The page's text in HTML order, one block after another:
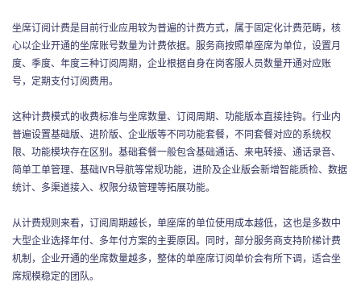
坐席订阅计费是目前行业应用较为普遍的计费方式，属于固定化计费范畴，核
心以企业开通的坐席账号数量为计费依据。服务商按照单座席为单位，设置月
度、季度、年度三种订阅周期，企业根据自身在岗客服人员数量开通对应账
号，定期支付订阅费用。
这种计费模式的收费标准与坐席数量、订阅周期、功能版本直接挂钩。行业内
普遍设置基础版、进阶版、企业版等不同功能套餐，不同套餐对应的系统权
限、功能模块存在区别。基础套餐一般包含基础通话、来电转接、通话录音、
简单工单管理、基础IVR导航等常规功能，进阶及企业版会新增智能质检、数据
统计、多渠道接入、权限分级管理等拓展功能。
从计费规则来看，订阅周期越长，单座席的单位使用成本越低，这也是多数中
大型企业选择年付、多年付方案的主要原因。同时，部分服务商支持阶梯计费
机制，企业开通的坐席数量越多，整体的单座席订阅单价会有所下调，适合坐
席规模稳定的团队。